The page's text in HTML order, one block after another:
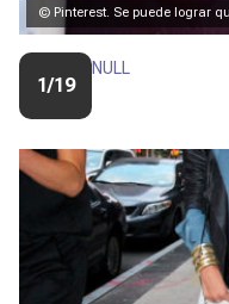
© Pinterest. Se puede lograr
1/19
NULL